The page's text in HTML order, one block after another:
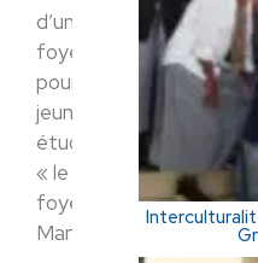
d’un
foyer
pour
jeunes
étudiantes
« le
foyer
Mambré ».